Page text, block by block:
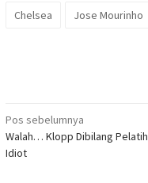
Chelsea Jose Mourinho
Navigasi
pos
Pos sebelumnya
Walah… Klopp Dibilang Pelatih
Idiot